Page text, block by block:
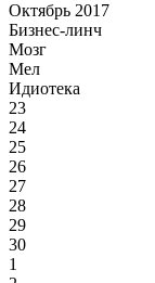
Октябрь 2017
Бизнес-линч
Мозг
Мел
Идиотека
23
24
25
26
27
28
29
30
1